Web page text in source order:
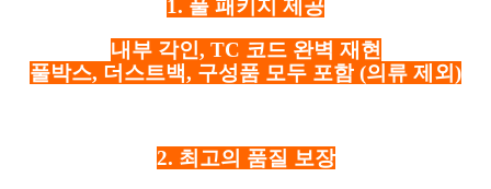
1. 풀 패키지 제공
내부 각인, TC 코드 완벽 재현
풀박스, 더스트백, 구성품 모두 포함 (의류 제외)
2. 최고의 품질 보장